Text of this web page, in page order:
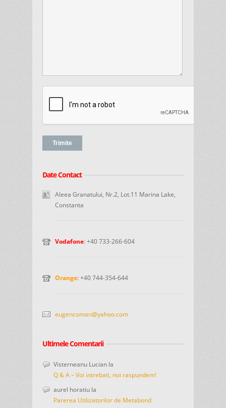
Date Contact
Aleea Granatului, Nr.2, Lot.11 Marina Lake,
Constanta
Vodafone: +40 733-266-604
Orange: +40 744-354-644
eugencoman@yahoo.com
Ultimele Comentarii
Visterneanu Lucian la
Q & A – Voi intrebati, noi raspundem!
aurel horatiu la
Parerea Utilizatorilor de Metabond